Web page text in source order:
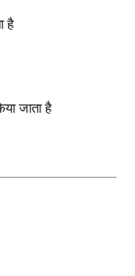
है
जाता है